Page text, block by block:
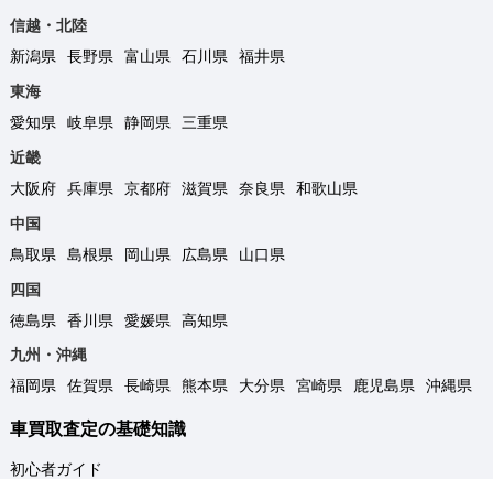
信越・北陸
新潟県
長野県 富山県 石川県
福井県
東海
愛知県
岐阜県 静岡県
三重県
近畿
大阪府
兵庫県 京都府 滋賀県 奈良県
和歌山県
中国
鳥取県
島根県 岡山県 広島県
山口県
四国
徳島県
香川県 愛媛県
高知県
九州・沖縄
福岡県
佐賀県 長崎県 熊本県 大分県 宮崎県 鹿児島県 沖縄県
車買取査定の基礎知識
初心者ガイド